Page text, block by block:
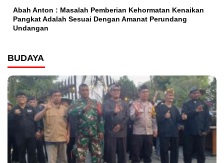
Abah Anton : Masalah Pemberian Kehormatan Kenaikan
Pangkat Adalah Sesuai Dengan Amanat Perundang
Undangan
BUDAYA